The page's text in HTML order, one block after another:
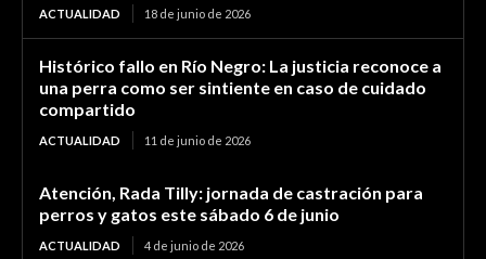
ACTUALIDAD 18 de junio de 2026
Histórico fallo en Río Negro: La justicia reconoce a
una perra como ser sintiente en caso de cuidado
compartido
ACTUALIDAD 11 de junio de 2026
Atención, Rada Tilly: jornada de castración para
perros y gatos este sábado 6 de junio
ACTUALIDAD 4 de junio de 2026